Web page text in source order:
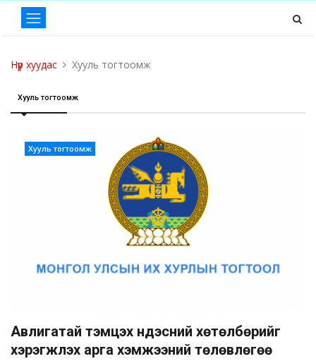
Нүүр хуудас Хууль тогтоомж
Хууль тогтоомж
Хууль тогтоомж
Авлигатай тэмцэх үндэсний хөтөлбөрийг
хэрэгжүүлэх арга хэмжээний төлөвлөгөө